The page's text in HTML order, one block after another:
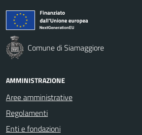
Comune di Siamaggiore
AMMINISTRAZIONE
Aree amministrative
Regolamenti
Enti e fondazioni